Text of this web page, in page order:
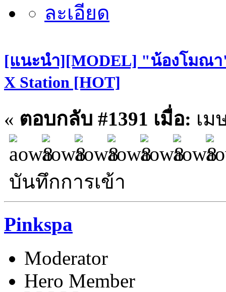
[แนะนำ][MODEL] "น้องโมณา
X Station [HOT]
« ตอบกลับ #1391 เมื่อ: เม
บันทึกการเข้า
Pinkspa
Moderator
Hero Member